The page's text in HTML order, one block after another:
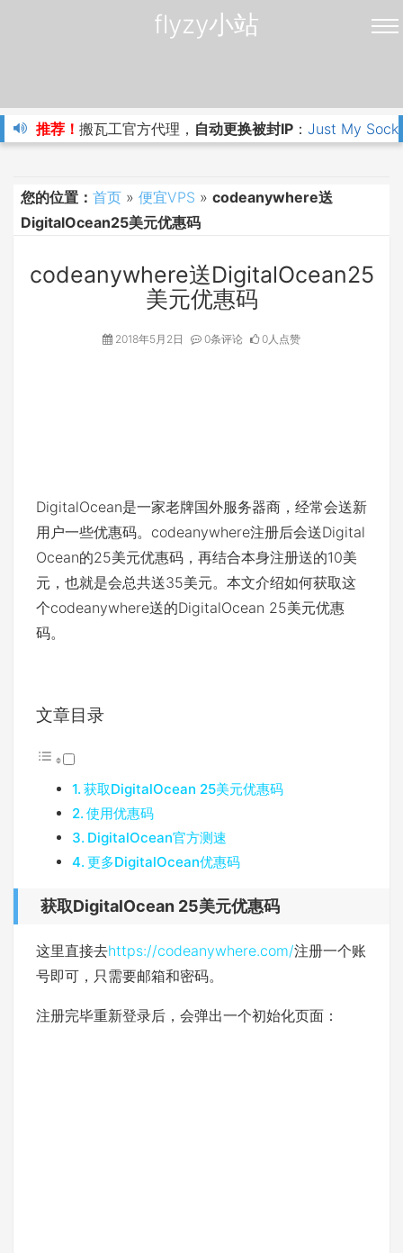
flyzy小站
推荐！ 搬瓦工官方代理， 自动更换被封IP ： Just My
您的位置： 首页 » 便宜VPS » codeanywhere送
DigitalOcean25美元优惠码
codeanywhere送DigitalOcean25
美元优惠码
2018年5月2日 0条评论 0人点赞
DigitalOcean是一家老牌国外服务器商，经常会送新
用户一些优惠码。codeanywhere注册后会送Digital
Ocean的25美元优惠码，再结合本身注册送的10美
元，也就是会总共送35美元。本文介绍如何获取这
个codeanywhere送的DigitalOcean 25美元优惠
码。
文章目录
获取DigitalOcean 25美元优惠码
使用优惠码
DigitalOcean官方测速
更多DigitalOcean优惠码
获取DigitalOcean 25美元优惠码
这里直接去https://codeanywhere.com/注册一个账
号即可，只需要邮箱和密码。
注册完毕重新登录后，会弹出一个初始化页面：